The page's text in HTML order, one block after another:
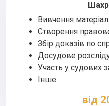
Вивчення
Створення
Збір доказів по
Досудове
Участь у судових
Інше.
від